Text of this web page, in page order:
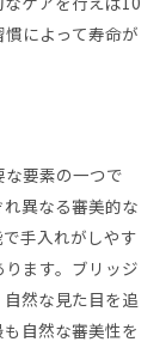
によって寿命が
要素の一つで
異なる審美的な
手入れがしやす
ます。ブリッジ
然な見た目を追
自然な審美性を